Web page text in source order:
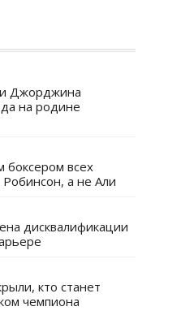
Джорджина
на родине
боксером всех
а не Али
дисквалификации
кто станет
чемпиона